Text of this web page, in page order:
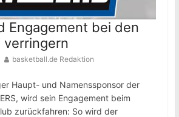
Engagement bei den
verringern
basketball.de Redaktion
Haupt- und Namenssponsor der
wird sein Engagement beim
zurückfahren: So wird der